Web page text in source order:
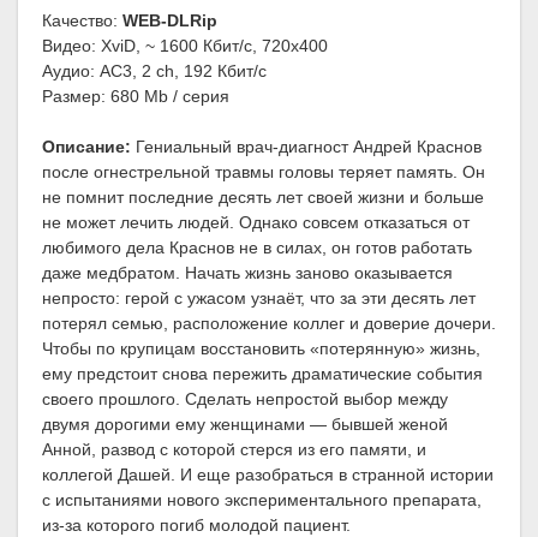
Качество: WEB-DLRip
Видео: XviD, ~ 1600 Кбит/с, 720x400
Аудио: AC3, 2 ch, 192 Кбит/с
Размер: 680 Mb / серия
Описание: Гениальный врач-диагност Андрей Краснов
после огнестрельной травмы головы теряет память. Он
не помнит последние десять лет своей жизни и больше
не может лечить людей. Однако совсем отказаться от
любимого дела Краснов не в силах, он готов работать
даже медбратом. Начать жизнь заново оказывается
непросто: герой с ужасом узнаёт, что за эти десять лет
потерял семью, расположение коллег и доверие дочери.
Чтобы по крупицам восстановить «потерянную» жизнь,
ему предстоит снова пережить драматические события
своего прошлого. Сделать непростой выбор между
двумя дорогими ему женщинами — бывшей женой
Анной, развод с которой стерся из его памяти, и
коллегой Дашей. И еще разобраться в странной истории
с испытаниями нового экспериментального препарата,
из-за которого погиб молодой пациент.